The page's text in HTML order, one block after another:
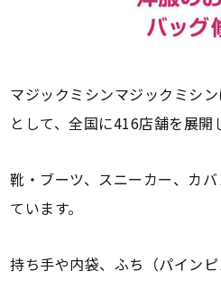
マジックミシンマジックミシ
として、全国に416店舗を展開
靴・ブーツ、スニーカー、カ
ています。
持ち手や内袋、ふち（パイン